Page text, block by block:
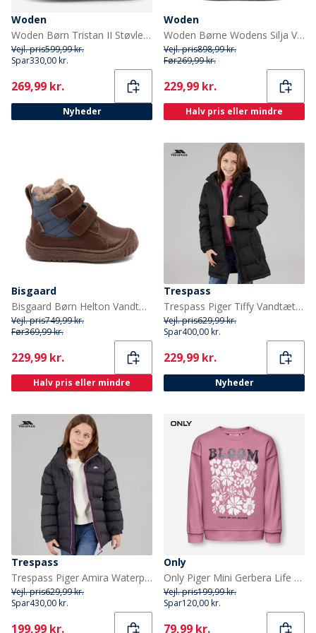
Woden
Woden Børn Tristan II Støvler 010 Navy
Vejl. pris599,99 kr.
Spar330,00 kr.
Current
269,99 kr.
Nyheder
Woden
Woden Børne Wodens Silja Varme Læderstøvler 020 Black
Vejl. pris898,99 kr.
Før269,99 kr.
Current
229,99 kr.
Halv pris eller mindre
Bisgaard
Bisgaard Børn Helton Vandtætte Tex Støvler Dark Brown
Vejl. pris749,99 kr.
Før369,99 kr.
Current
229,99 kr.
Halv pris eller mindre
Trespass
Trespass Piger Tiffy Vandtæt Lang Polstret Hættejakke Sort
Vejl. pris629,99 kr.
Spar400,00 kr.
Current
229,99 kr.
Nyheder
Trespass
Trespass Piger Amira Waterproof Padded Præstation/Teknisk Grå
Vejl. pris629,99 kr.
Spar430,00 kr.
Current
199,99 kr.
Only
Only Piger Mini Gerbera Life Sweatshirt Mauve Orchid
Vejl. pris199,99 kr.
Spar120,00 kr.
Current
79,99 kr.